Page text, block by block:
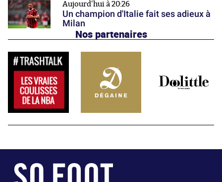
Aujourd'hui à 20:26
Un champion d'Italie fait ses adieux à
Milan
Nos partenaires